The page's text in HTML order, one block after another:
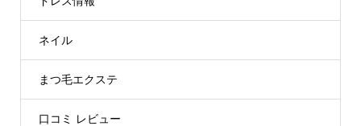
ネイル
まつ毛エクステ
口コミ レビュー